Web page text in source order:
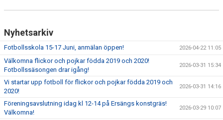
Nyhetsarkiv
Fotbollsskola 15-17 Juni, anmälan öppen! 2026-04-22 11:05
Välkomna flickor och pojkar födda 2019 och 2020!
Fotbollssäsongen drar igång!
2026-03-31 15:34
Vi startar upp fotboll för flickor och pojkar födda 2019 och
2020!
2026-03-31 14:16
Föreningsavslutning idag kl 12-14 på Ersängs konstgräs!
Välkomna!
2026-03-29 10:07